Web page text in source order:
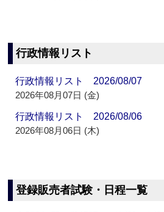
行政情報リスト
行政情報リスト 2026/08/07
2026年08月07日 (金)
行政情報リスト 2026/08/06
2026年08月06日 (木)
登録販売者試験・日程一覧